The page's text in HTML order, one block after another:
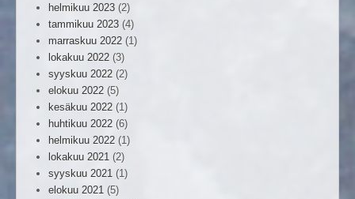
helmikuu 2023 (2)
tammikuu 2023 (4)
marraskuu 2022 (1)
lokakuu 2022 (3)
syyskuu 2022 (2)
elokuu 2022 (5)
kesäkuu 2022 (1)
huhtikuu 2022 (6)
helmikuu 2022 (1)
lokakuu 2021 (2)
syyskuu 2021 (1)
elokuu 2021 (5)